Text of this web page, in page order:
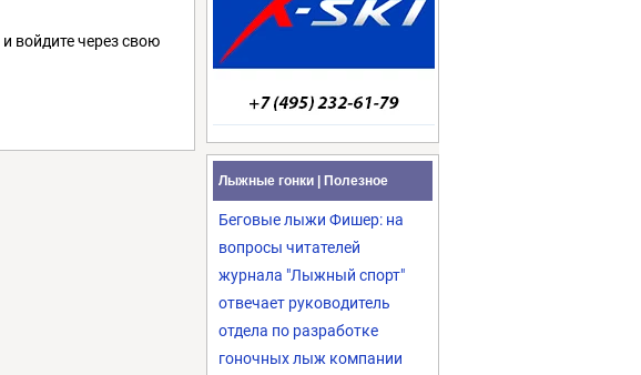
и войдите через свою
Лыжные гонки | Полезное
Беговые лыжи Фишер: на
вопросы читателей
журнала "Лыжный спорт"
отвечает руководитель
отдела по разработке
гоночных лыж компании